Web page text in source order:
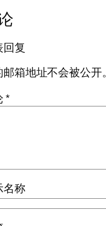
复
箱地址不会被公开。
*
名称